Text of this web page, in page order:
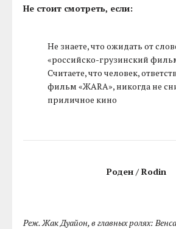
Не стоит смотреть, если:
Не знаете, что ожидать от
«российско-грузинский
Считаете, что человек,
фильм «ЖАRА», никогда не
приличное кино
Роден / Rodin
Реж. Жак Дуайон, в главных ролях: